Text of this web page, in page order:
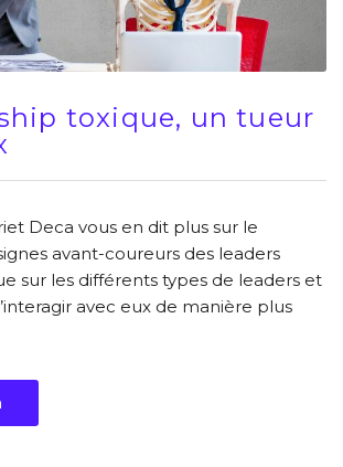
toxique, un tueur
Deca vous en dit plus sur le
avant-coureurs des leaders
sur les différents types de leaders et
avec eux de manière plus